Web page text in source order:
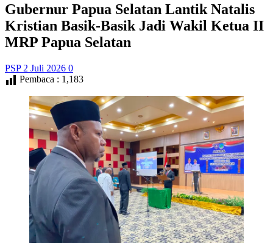
Gubernur Papua Selatan Lantik Natalis
Kristian Basik-Basik Jadi Wakil Ketua II
MRP Papua Selatan
PSP 2 Juli 2026 0
Pembaca : 1,183